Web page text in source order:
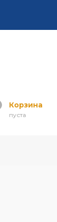
Корзина
пуста